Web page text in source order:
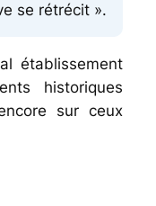
se rétrécit ».
établissement
historiques
sur ceux